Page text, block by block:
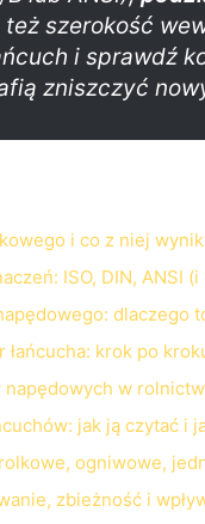
szerokość
i sprawdź
zniszczyć
i co z niej
ISO, DIN, ANSI
dlaczego
krok po
napędowych w
jak ją czytać i
rolkowe, ogniwowe,
zbieżność i